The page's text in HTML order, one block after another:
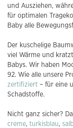
und Ausziehen,
für optimalen
Baby alle
Der kuschelige
viel Wärme und
Babys. Wir haben
92. Wie alle unsere
zertifiziert – für eine
Schadstoffe.
Nicht ganz sicher?
creme, turkisblau,